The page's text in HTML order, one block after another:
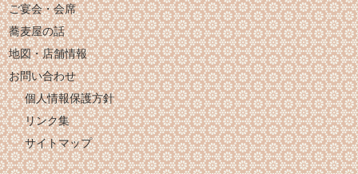
ご宴会・会席
蕎麦屋の話
地図・店舗情報
お問い合わせ
個人情報保護方針
リンク集
サイトマップ